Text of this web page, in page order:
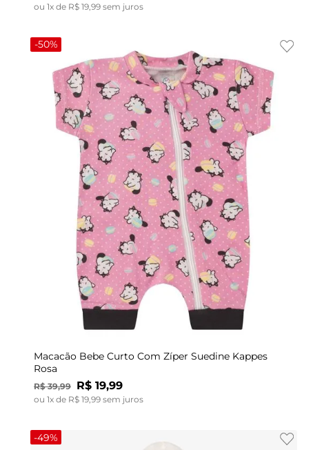
ou 1x de R$ 19 99 sem juros
-50%
Macacão Bebe Curto Com Zíper Suedine Kappes
Rosa
R$ 39,99 R$ 19,99
ou 1x de R$ 19,99 sem juros
-49%